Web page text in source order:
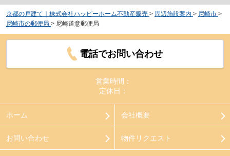
京都の戸建て｜株式会社ハッピーホーム不動産販売 > 周辺施設案内 > 尼崎市 >
尼崎市の郵便局 > 尼崎道意郵便局
電話でお問い合わせ
営業時間：
定休日：
ホーム 会社概要
お問い合わせ 物件リクエスト